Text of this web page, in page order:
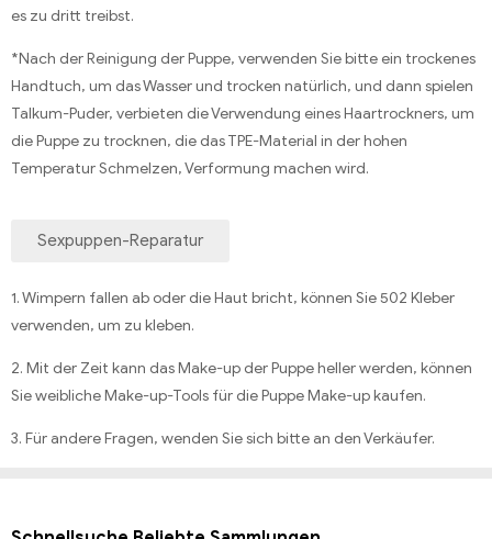
es zu dritt treibst.
*Nach der Reinigung der Puppe, verwenden Sie bitte ein trockenes
Handtuch, um das Wasser und trocken natürlich, und dann spielen
Talkum-Puder, verbieten die Verwendung eines Haartrockners, um
die Puppe zu trocknen, die das TPE-Material in der hohen
Temperatur Schmelzen, Verformung machen wird.
Sexpuppen-Reparatur
1. Wimpern fallen ab oder die Haut bricht, können Sie 502 Kleber
verwenden, um zu kleben.
2. Mit der Zeit kann das Make-up der Puppe heller werden, können
Sie weibliche Make-up-Tools für die Puppe Make-up kaufen.
3. Für andere Fragen, wenden Sie sich bitte an den Verkäufer.